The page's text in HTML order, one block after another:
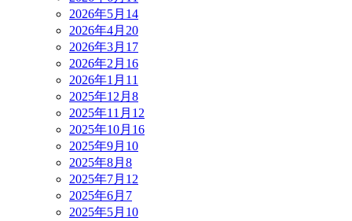
2026年5月 14
2026年4月 20
2026年3月 17
2026年2月 16
2026年1月 11
2025年12月 8
2025年11月 12
2025年10月 16
2025年9月 10
2025年8月 8
2025年7月 12
2025年6月 7
2025年5月 10